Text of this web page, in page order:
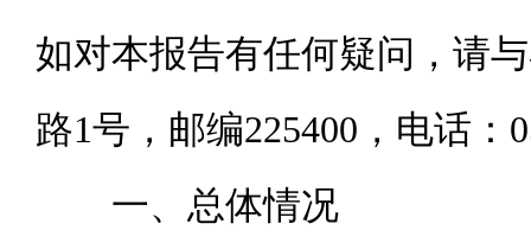
如对本报告有任何疑问，请
路1号，邮编225400，电话：
一、总体情况